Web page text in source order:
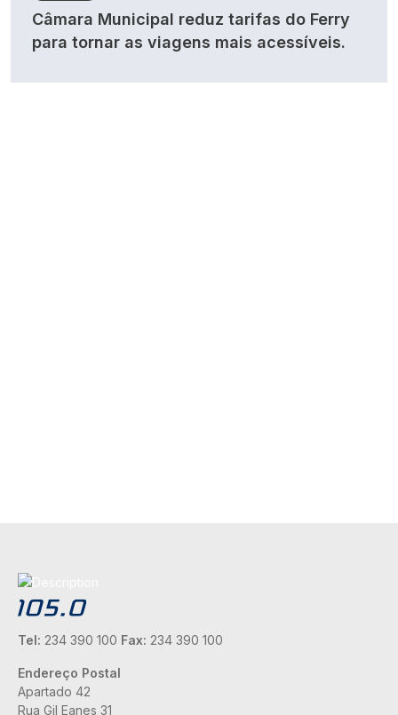
Câmara Municipal reduz tarifas do Ferry
para tornar as viagens mais acessíveis.
Tel: 234 390 100 Fax: 234 390 100
Endereço Postal
Apartado 42
Rua Gil Eanes 31